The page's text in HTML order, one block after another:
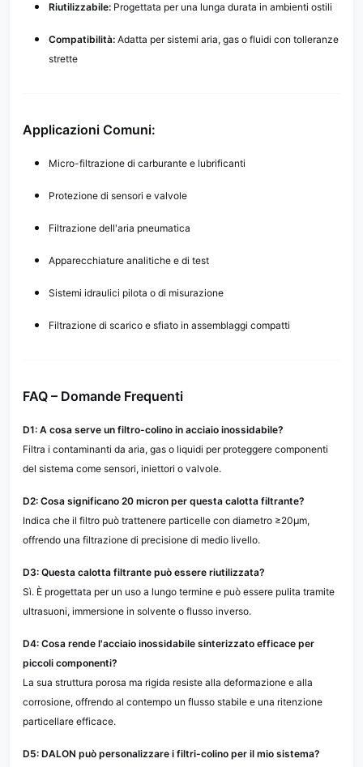
Riutilizzabile: Progettata per una lunga durata in ambienti ostili
Compatibilità: Adatta per sistemi aria, gas o fluidi con tolleranze
strette
Applicazioni Comuni:
Micro-filtrazione di carburante e lubrificanti
Protezione di sensori e valvole
Filtrazione dell'aria pneumatica
Apparecchiature analitiche e di test
Sistemi idraulici pilota o di misurazione
Filtrazione di scarico e sfiato in assemblaggi compatti
FAQ – Domande Frequenti
D1: A cosa serve un filtro-colino in acciaio inossidabile?
Filtra i contaminanti da aria, gas o liquidi per proteggere componenti
del sistema come sensori, iniettori o valvole.
D2: Cosa significano 20 micron per questa calotta filtrante?
Indica che il filtro può trattenere particelle con diametro ≥20µm,
offrendo una filtrazione di precisione di medio livello.
D3: Questa calotta filtrante può essere riutilizzata?
Sì. È progettata per un uso a lungo termine e può essere pulita tramite
ultrasuoni, immersione in solvente o flusso inverso.
D4: Cosa rende l'acciaio inossidabile sinterizzato efficace per
piccoli componenti?
La sua struttura porosa ma rigida resiste alla deformazione e alla
corrosione, offrendo al contempo un flusso stabile e una ritenzione
particellare efficace.
D5: DALON può personalizzare i filtri-colino per il mio sistema?